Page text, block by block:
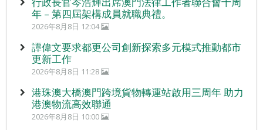
年 – 第四屆架構成員就職典禮。
2026年8月8日 12:04
譚偉文要求都更公司創新探索多元模式推動都市
更新工作
2026年8月8日 11:28
港珠澳大橋澳門跨境貨物轉運站啟用三周年 助力
港澳物流高效聯通
2026年8月8日 10:00